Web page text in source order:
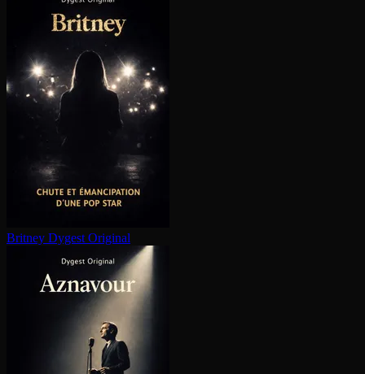
Britney Dygest Original